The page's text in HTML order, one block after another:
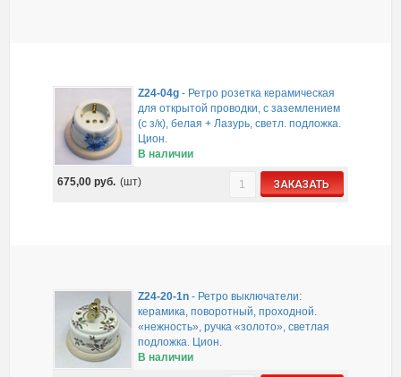
Z24-04g - Ретро розетка керамическая
для открытой проводки, с заземлением
(с з/к), белая + Лазурь, светл. подложка.
Цион.
В наличии
675,00руб. (шт) ЗАКАЗАТЬ
Z24-20-1n - Ретро выключатели:
керамика, поворотный, проходной.
«нежность», ручка «золото», светлая
подложка. Цион.
В наличии